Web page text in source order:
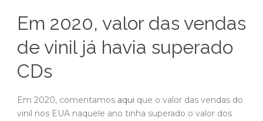
Em 2020, valor das vendas
de vinil já havia superado
CDs
Em 2020, comentamos aqui que o valor das vendas do
vinil nos EUA naquele ano tinha superado o valor dos